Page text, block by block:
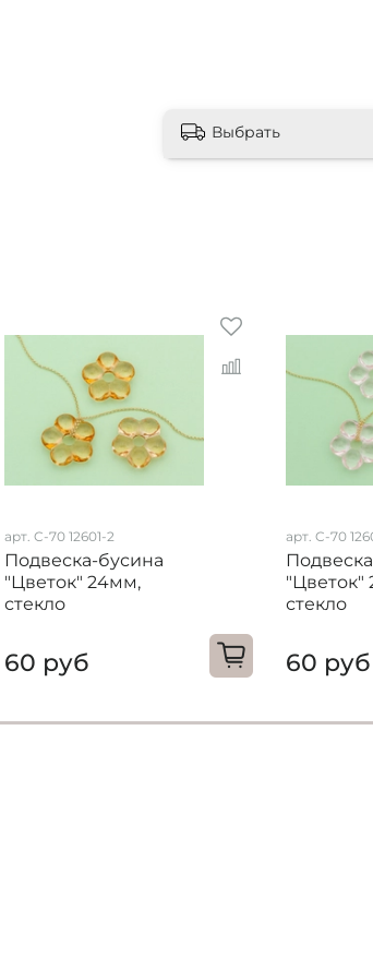
Выбрать
арт. C-70 12601-2
Подвеска-бусина
"Цветок" 24мм,
стекло
60 руб
арт. C-70
"Цветок"
стекло
60 руб